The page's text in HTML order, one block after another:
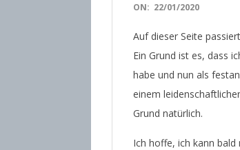
2020-
22
ON: 22/01/2020
Auf dieser Seite
Ein Grund ist es, dass
habe und nun als
einem
Grund natürlich.
Ich hoffe, ich kann